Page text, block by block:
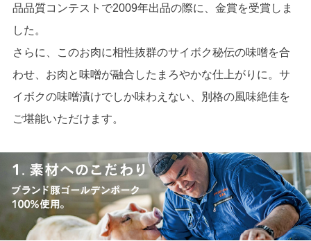
品品質コンテストで2009年出品の際に、金賞を受賞しま
した。
さらに、このお肉に相性抜群のサイボク秘伝の味噌を合
わせ、お肉と味噌が融合したまろやかな仕上がりに。サ
イボクの味噌漬けでしか味わえない、別格の風味絶佳を
ご堪能いただけます。